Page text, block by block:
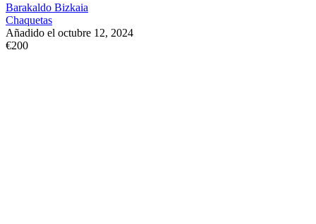
Barakaldo Bizkaia
Chaquetas
Añadido el octubre 12, 2024
€200